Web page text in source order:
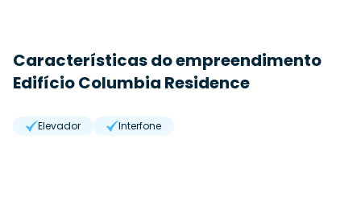
Características do empreendimento
Edifício Columbia Residence
Elevador Interfone